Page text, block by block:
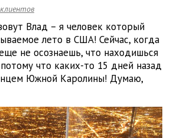
Влад – я человек который
лето в США! Сейчас, когда
не осознаешь, что находишься
что каких-то 15 дней назад
Южной Каролины! Думаю,